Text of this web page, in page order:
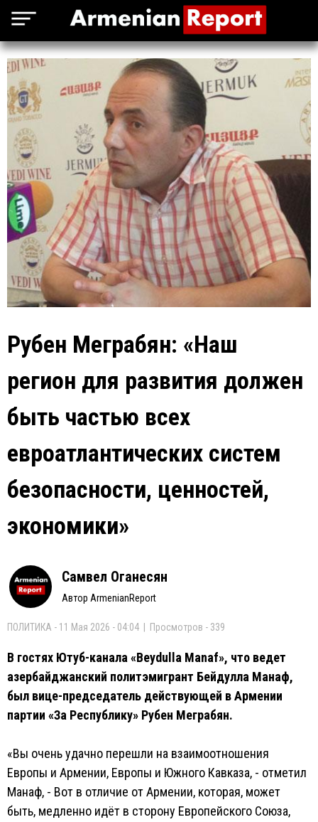
Рубен Меграбян: «Наш
регион для развития должен
быть частью всех
евроатлантических систем
безопасности, ценностей,
экономики»
Самвел Оганесян
Автор ArmenianReport
ПОЛИТИКА - 11 Мая 2026 - 04:04 | Просмотров - 339
В гостях Ютуб-канала «Beydulla Manaf», что ведет
азербайджанский политэмигрант Бейдулла Манаф,
был вице-председатель действующей в Армении
партии «За Республику» Рубен Меграбян.
«Вы очень удачно перешли на взаимоотношения
Европы и Армении, Европы и Южного Кавказа, - отметил
Манаф, - Вот в отличие от Армении, которая, может
быть, медленно идёт в сторону Европейского Союза,